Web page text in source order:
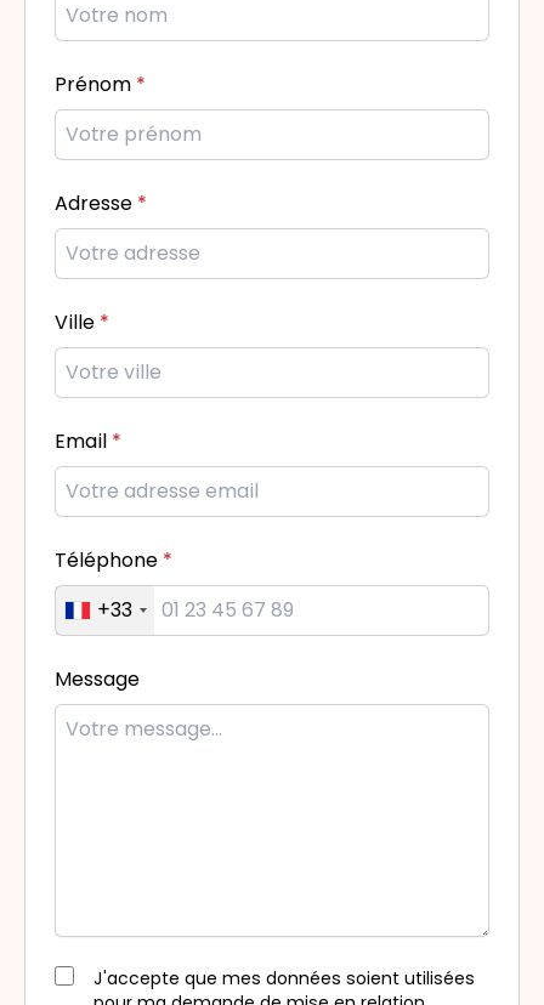
Prénom
Adresse
Ville
Email
Téléphone
+33
Message
J'accepte que mes données soient utilisées